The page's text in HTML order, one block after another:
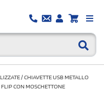
/CHIAVETTE USB METALLO
CON MOSCHETTONE